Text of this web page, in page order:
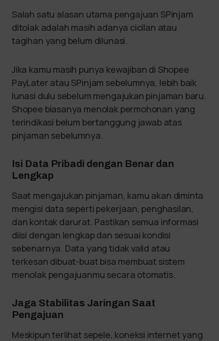
Salah satu alasan utama pengajuan SPinjam
ditolak adalah masih adanya cicilan atau
tagihan yang belum dilunasi.
Jika kamu masih punya kewajiban di Shopee
PayLater atau SPinjam sebelumnya, lebih baik
lunasi dulu sebelum mengajukan pinjaman baru.
Shopee biasanya menolak permohonan yang
terindikasi belum bertanggung jawab atas
pinjaman sebelumnya.
Isi Data Pribadi dengan Benar dan
Lengkap
Saat mengajukan pinjaman, kamu akan diminta
mengisi data seperti pekerjaan, penghasilan,
dan kontak darurat. Pastikan semua informasi
diisi dengan lengkap dan sesuai kondisi
sebenarnya. Data yang tidak valid atau
terkesan dibuat-buat bisa membuat sistem
menolak pengajuanmu secara otomatis.
Jaga Stabilitas Jaringan Saat
Pengajuan
Meskipun terlihat sepele, koneksi internet yang